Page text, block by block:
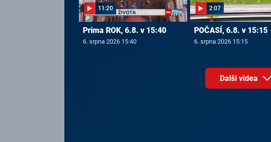
11:20
Prima ROK, 6.8. v 15:40
6. srpna 2026 15:40
2:07
POČASÍ, 6.8. v 15:15
6. srpna 2026 15:15
Další videa